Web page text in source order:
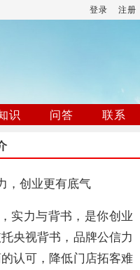
登录 注册
识 问答
联系
，创业更有底气
实力与背书，是你创业
央视背书，品牌公信力
认可，降低门店拓客难